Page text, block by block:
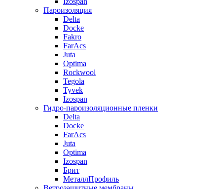
Пароизоляция
Delta
Docke
Fakro
FarAcs
Juta
Optima
Rockwool
Tegola
Tyvek
Izospan
Гидро-пароизоляционные пленки
Delta
Docke
FarAcs
Juta
Optima
Izospan
Брит
МеталлПрофиль